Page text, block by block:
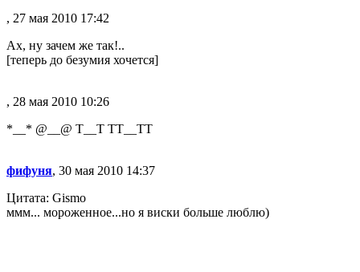
, 27 мая 2010 17:42
Ах, ну зачем же так!..
[теперь до безумия хочется]
, 28 мая 2010 10:26
*__* @__@ Т__Т ТТ__ТТ
фифуня, 30 мая 2010 14:37
Цитата: Gismo
ммм... мороженное...но я виски больше люблю)